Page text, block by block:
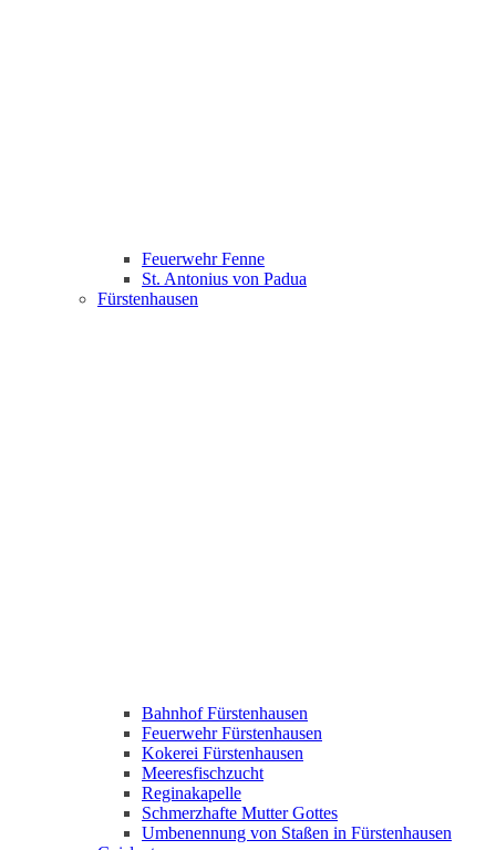
Feuerwehr Fenne
St. Antonius von Padua
Fürstenhausen
Bahnhof Fürstenhausen
Feuerwehr Fürstenhausen
Kokerei Fürstenhausen
Meeresfischzucht
Reginakapelle
Schmerzhafte Mutter Gottes
Umbenennung von Staßen in Fürstenhausen